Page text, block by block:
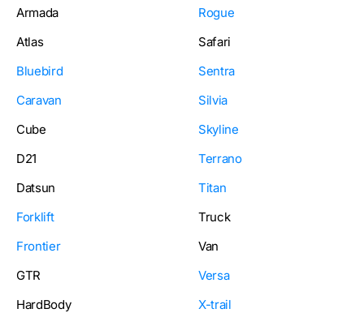
Armada
Atlas
Bluebird
Caravan
Cube
D21
Datsun
Forklift
Frontier
GTR
HardBody
Rogue
Safari
Sentra
Silvia
Skyline
Terrano
Titan
Truck
Van
Versa
X-trail